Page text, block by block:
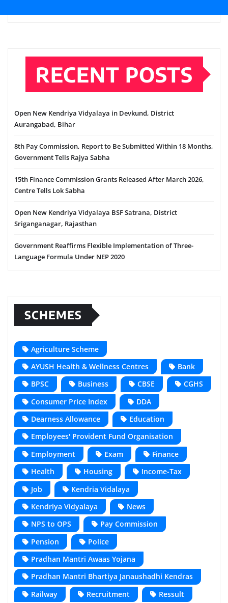
RECENT POSTS
Open New Kendriya Vidyalaya in Devkund, District
Aurangabad, Bihar
8th Pay Commission, Report to Be Submitted Within 18 Months,
Government Tells Rajya Sabha
15th Finance Commission Grants Released After March 2026,
Centre Tells Lok Sabha
Open New Kendriya Vidyalaya BSF Satrana, District
Sriganganagar, Rajasthan
Government Reaffirms Flexible Implementation of Three-
Language Formula Under NEP 2020
SCHEMES
Agriculture Scheme
AYUSH Health & Wellness Centres
Bank
BPSC
Business CBSE
CGHS
Consumer Price Index
DDA
Dearness Allowance
Education
Employees' Provident Fund Organisation
Employment
Exam
Finance
Health
Housing
Income-Tax
Job
Kendria Vidalaya
Kendriya Vidyalaya
News
NPS to OPS
Pay Commission
Pension
Police
Pradhan Mantri Awaas Yojana
Pradhan Mantri Bhartiya Janaushadhi Kendras
Railway
Recruitment
Ressult